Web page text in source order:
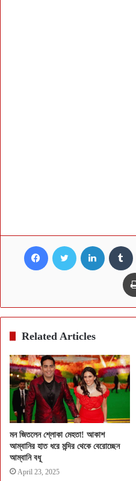
Facebook Twitter LinkedIn
Related Articles
মন জিতলেন শ্লোকা মেহতা! আকাশ
আম্বানির হাত ধরে মন্দির থেকে বেরোচ্ছেন
আম্বানি বধূ
April 23, 2025